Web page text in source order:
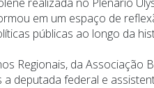
em um espaço de
públicas ao longo da
Regionais, da Associação
deputada federal e